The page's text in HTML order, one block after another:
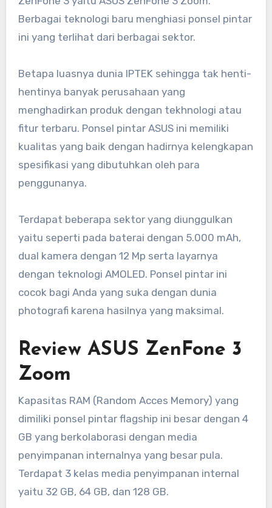
Berbagai teknologi baru menghiasi ponsel pintar
ini yang terlihat dari berbagai sektor.
Betapa luasnya dunia IPTEK sehingga tak henti-
hentinya banyak perusahaan yang
menghadirkan produk dengan tekhnologi atau
fitur terbaru. Ponsel pintar ASUS ini memiliki
kualitas yang baik dengan hadirnya kelengkapan
spesifikasi yang dibutuhkan oleh para
penggunanya.
Terdapat beberapa sektor yang diunggulkan
yaitu seperti pada baterai dengan 5.000 mAh,
dual kamera dengan 12 Mp serta layarnya
dengan teknologi AMOLED. Ponsel pintar ini
cocok bagi Anda yang suka dengan dunia
photografi karena hasilnya yang maksimal.
Review ASUS ZenFone 3
Zoom
Kapasitas RAM (Random Acces Memory) yang
dimiliki ponsel pintar flagship ini besar dengan 4
GB yang berkolaborasi dengan media
penyimpanan internalnya yang besar pula.
Terdapat 3 kelas media penyimpanan internal
yaitu 32 GB, 64 GB, dan 128 GB.